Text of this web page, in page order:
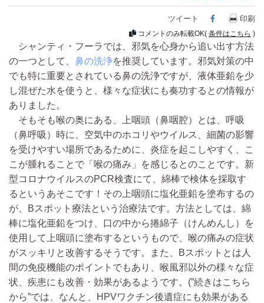
ツイート Facebook
印刷
コメントのみ転載OK( 条件はこちら )
シャンティ・フーラでは、邪気を心身から追い出す方法
の一つとして、 鼻の洗浄を推奨しています。邪気対策の中
でも特に重要とされている鼻の洗浄ですが、液体亜鉛を少
し混ぜた水を使うと、様々な症状にも奏功するとの情報が
ありました。
そもそも喉の奥にある、上咽頭（鼻咽腔）とは、呼吸
（鼻呼吸）時に、空気中のホコリやウイルス、細菌の影響
を受けやすい場所であるために、炎症を起こしやすく、こ
こが腫れることで「喉の痛み」を感じるとのことです。新
型コロナウイルスのPCR検査にて、綿棒で検体を採取す
るというあそこです！その上咽頭に塩化亜鉛を塗布するの
が、Bスポット療法という治療法です。方法としては、綿
棒に塩化亜鉛をつけ、口の中から捲綿子（けんめんし）を
使用して上咽頭に塗布するというもので、喉の痛みの症状
がスッキリと改善するそうです。また、Bスポットとは人
間の免疫機能のポイントでもあり、喉風邪以外の様々な症
状、疾患にも改善・効果があるようです。(”続きはこちら
から”では、なんと、HPVワクチン後遺症にも効果がある